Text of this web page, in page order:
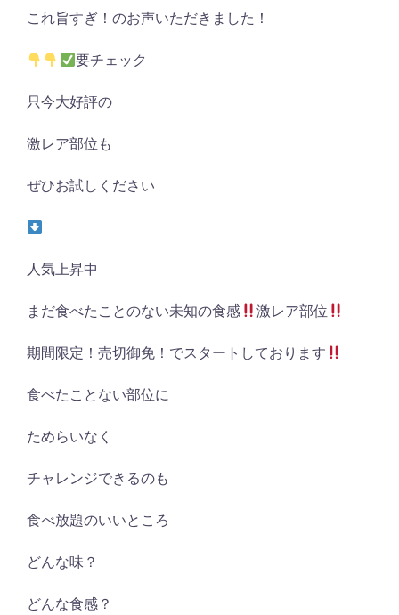
これ旨すぎ！のお声いただきました！
要チェック
只今大好評の
激レア部位も
ぜひお試しください
人気上昇中
まだ食べたことのない未知の食感 激レア部位
期間限定！売切御免！でスタートしております
食べたことない部位に
ためらいなく
チャレンジできるのも
食べ放題のいいところ
どんな味？
どんな食感？